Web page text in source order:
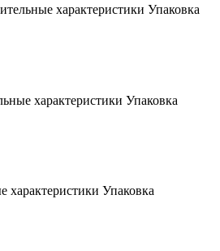
характеристики Упаковка
характеристики Упаковка
характеристики Упаковка